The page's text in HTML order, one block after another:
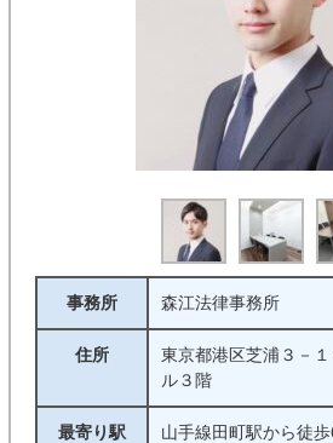
事務所 森江法律事務所
住所
東京都港区芝浦３－
ル３階
最寄り駅 山手線田町駅から徒